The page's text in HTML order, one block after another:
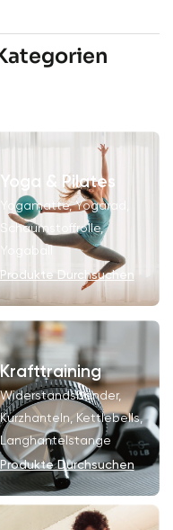
Paddel,
Yoga & Pilates
Yogamatte, Yogarad,
Schaumstoffrolle,
Yogaball
Produkte Durchsuchen
Krafttraining
Widerstandsbänder,
Kurzhanteln, Kettlebells,
Langhantelstange
Produkte Durchsuchen